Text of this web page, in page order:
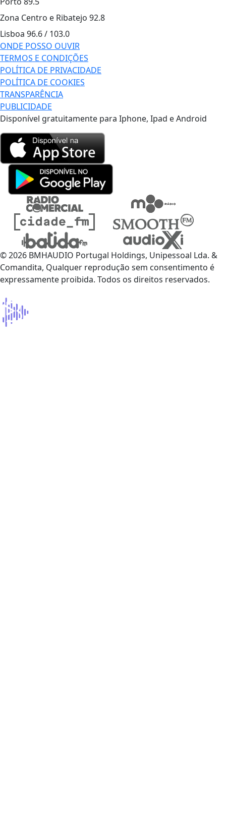
Zona Centro e Ribatejo 92.8
Lisboa 96.6 / 103.0
ONDE POSSO OUVIR
TERMOS E CONDIÇÕES
POLÍTICA DE PRIVACIDADE
POLÍTICA DE COOKIES
TRANSPARÊNCIA
PUBLICIDADE
Disponível gratuitamente para Iphone, Ipad e Android
© 2026 BMHAUDIO Portugal Holdings, Unipessoal Lda. &
Comandita, Qualquer reprodução sem consentimento é
expressamente proibida. Todos os direitos reservados.